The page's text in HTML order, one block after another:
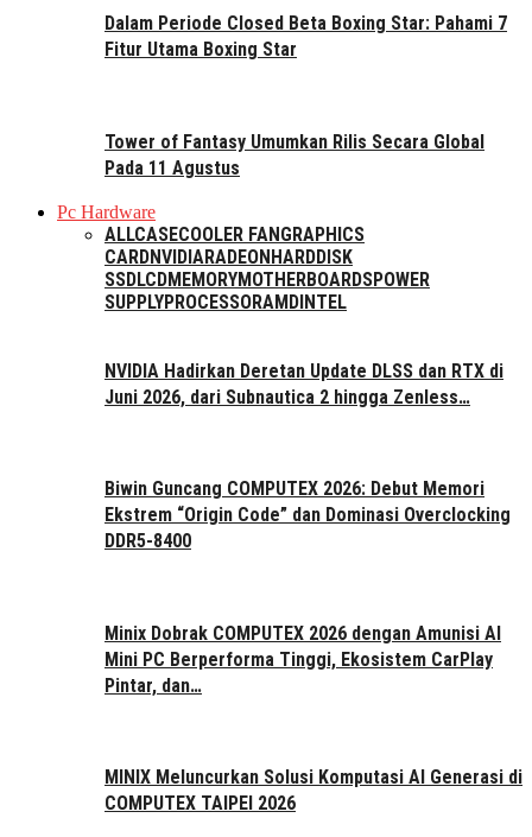
Dalam Periode Closed Beta Boxing Star: Pahami 7
Fitur Utama Boxing Star
Tower of Fantasy Umumkan Rilis Secara Global
Pada 11 Agustus
Pc Hardware
ALLCASECOOLER FAN GRAPHICS
CARDNVIDIARADEON HARDDISK
SSDLCDMEMORYMOTHERBOARDSPOWER
SUPPLYPROCESSORAMD INTEL
NVIDIA Hadirkan Deretan Update DLSS dan RTX di
Juni 2026, dari Subnautica 2 hingga Zenless…
Biwin Guncang COMPUTEX 2026: Debut Memori
Ekstrem “Origin Code” dan Dominasi Overclocking
DDR5-8400
Minix Dobrak COMPUTEX 2026 dengan Amunisi AI
Mini PC Berperforma Tinggi, Ekosistem CarPlay
Pintar, dan…
MINIX Meluncurkan Solusi Komputasi AI Generasi di
COMPUTEX TAIPEI 2026